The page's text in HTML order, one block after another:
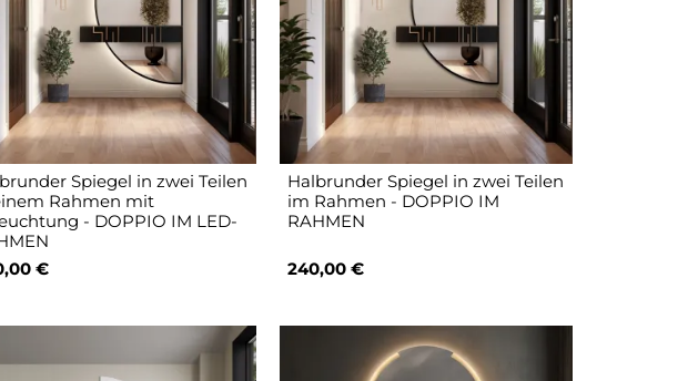
Spiegel in zwei Teilen
Rahmen mit
- DOPPIO IM LED-
€
Halbrunder Spiegel in zwei Teilen
im Rahmen - DOPPIO IM
RAHMEN
240,00 €